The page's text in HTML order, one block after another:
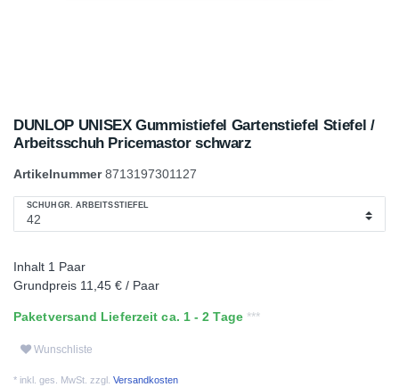
DUNLOP UNISEX Gummistiefel Gartenstiefel Stiefel /
Arbeitsschuh Pricemastor schwarz
Artikelnummer8713197301127
SCHUHGR. ARBEITSSTIEFEL
Inhalt 1 Paar
Grundpreis 11,45 € / Paar
Paketversand Lieferzeit ca. 1 - 2 Tage
Wunschliste
* inkl. ges. MwSt. zzgl. Versandkosten